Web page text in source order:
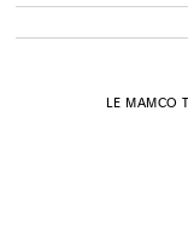
LE MAMCO